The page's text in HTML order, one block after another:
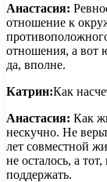
Анастасия:
отношение к
отношения, а вот
да, вполне.
Катрин:Как
Анастасия: Как
нескучно. Не
лет совместной
не осталось, а
поддержать.